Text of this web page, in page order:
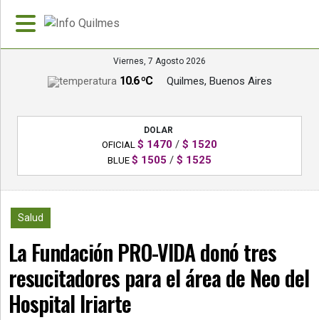
»
Policiales
»
Política
Viernes, 7 Agosto 2026
10.6 ºC Quilmes, Buenos Aires
DOLAR
OFICIAL $ 1470 / $ 1520
BLUE $ 1505 / $ 1525
Salud
La Fundación PRO-VIDA donó tres
resucitadores para el área de Neo del
Hospital Iriarte